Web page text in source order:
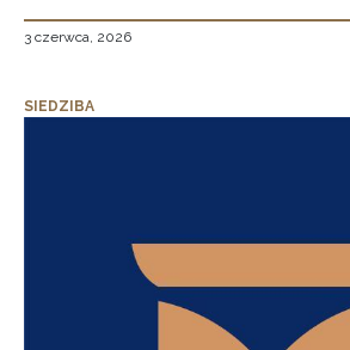
3 czerwca, 2026
SIEDZIBA